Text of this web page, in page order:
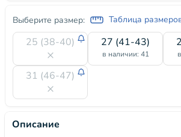
Выберите размер: Таблица
25 (38-40) 27 (41-43)
в наличии: 41
31 (46-47)
Описание